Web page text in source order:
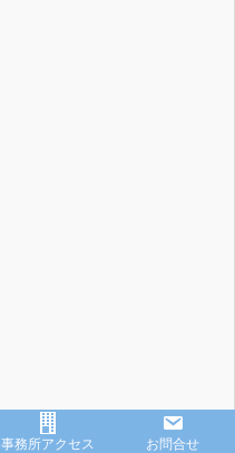
事務所アクセス お問合せ